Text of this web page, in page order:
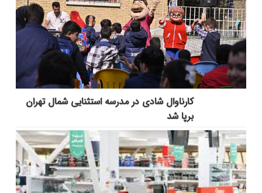
کارناوال شادی در مدرسه استثنایی شمال تهران
برپا شد